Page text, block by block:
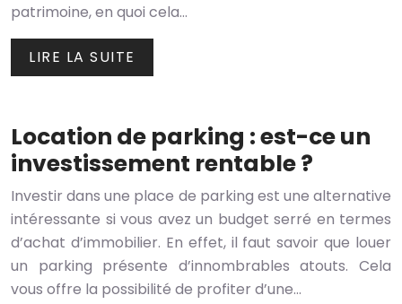
patrimoine, en quoi cela…
LIRE LA SUITE
Location de parking : est-ce un
investissement rentable ?
Investir dans une place de parking est une alternative
intéressante si vous avez un budget serré en termes
d’achat d’immobilier. En effet, il faut savoir que louer
un parking présente d’innombrables atouts. Cela
vous offre la possibilité de profiter d’une…